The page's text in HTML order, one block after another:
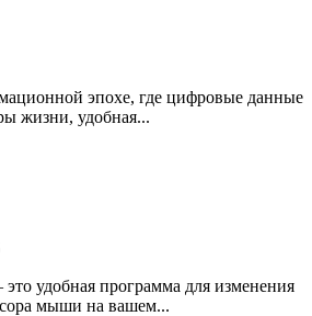
эпохе, где цифровые данные
жизни, удобная...
это удобная программа для изменения
мыши на вашем...